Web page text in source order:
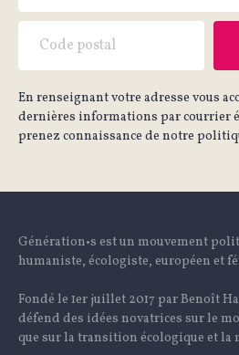
En renseignant votre adresse vous
dernières informations par courrier
prenez connaissance de notre
Génération•s est un mouvement
humaniste, écologiste, européen et
Fondé le 1er juillet 2017 par Benoît
défend des idées novatrices sur le
que sur la transition écologique et la